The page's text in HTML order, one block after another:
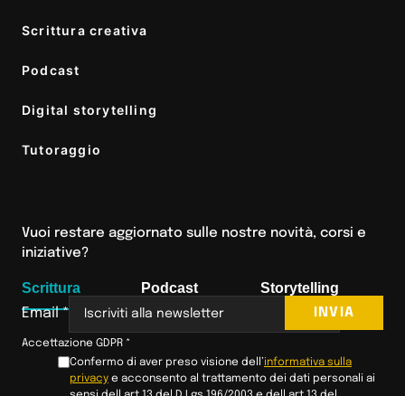
Scrittura creativa
Podcast
Digital storytelling
Tutoraggio
Vuoi restare aggiornato sulle nostre novità, corsi e
iniziative?
Scrittura
Email*
Accettazione GDPR *
Confermo di aver preso visione dell’informativa sulla
privacy e acconsento al trattamento dei dati personali ai
INVIA
Podcast Storytelling